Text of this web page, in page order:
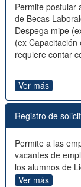
Permite postular
de Becas
Despega mipe
(ex
requiere contar
Ver más
Registro de
Permite a las
vacantes de
los alumnos de
Ver más